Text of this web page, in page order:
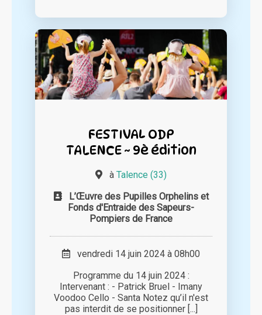
FESTIVAL ODP
TALENCE ~ 9è édition
à Talence (33)
L’Œuvre des Pupilles Orphelins et
Fonds d'Entraide des Sapeurs-
Pompiers de France
vendredi 14 juin 2024 à 08h00
Programme du 14 juin 2024 :
Intervenant : - Patrick Bruel - Imany
Voodoo Cello - Santa Notez qu’il n'est
pas interdit de se positionner [...]